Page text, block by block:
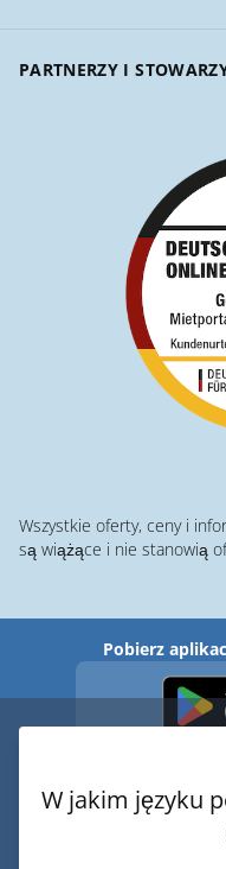
PARTNERZY I
Wszystkie oferty, ceny i
są wiążące i nie stanowią
Pobierz
W jakim języku